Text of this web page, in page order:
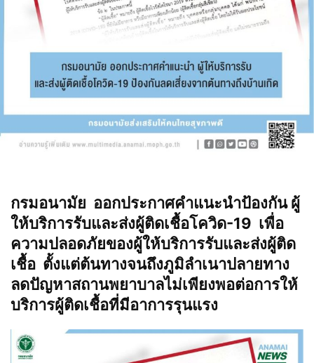
กรมอนามัย ออกประกาศคำแนะนำป้องกัน ผู้
ให้บริการรับและส่งผู้ติดเชื้อโควิด-19 เพื่อ
ความปลอดภัยของผู้ให้บริการรับและส่งผู้ติด
เชื้อ ตั้งแต่ต้นทางจนถึงภูมิลำเนาปลายทาง
ลดปัญหาสถานพยาบาลไม่เพียงพอต่อการให้
บริการผู้ติดเชื้อที่มีอาการรุนแรง